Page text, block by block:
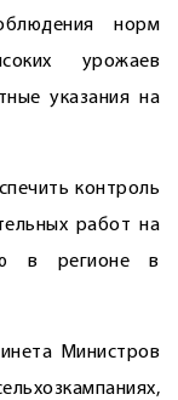
норм
урожаев
указания на
контроль
работ на
в регионе в
Министров